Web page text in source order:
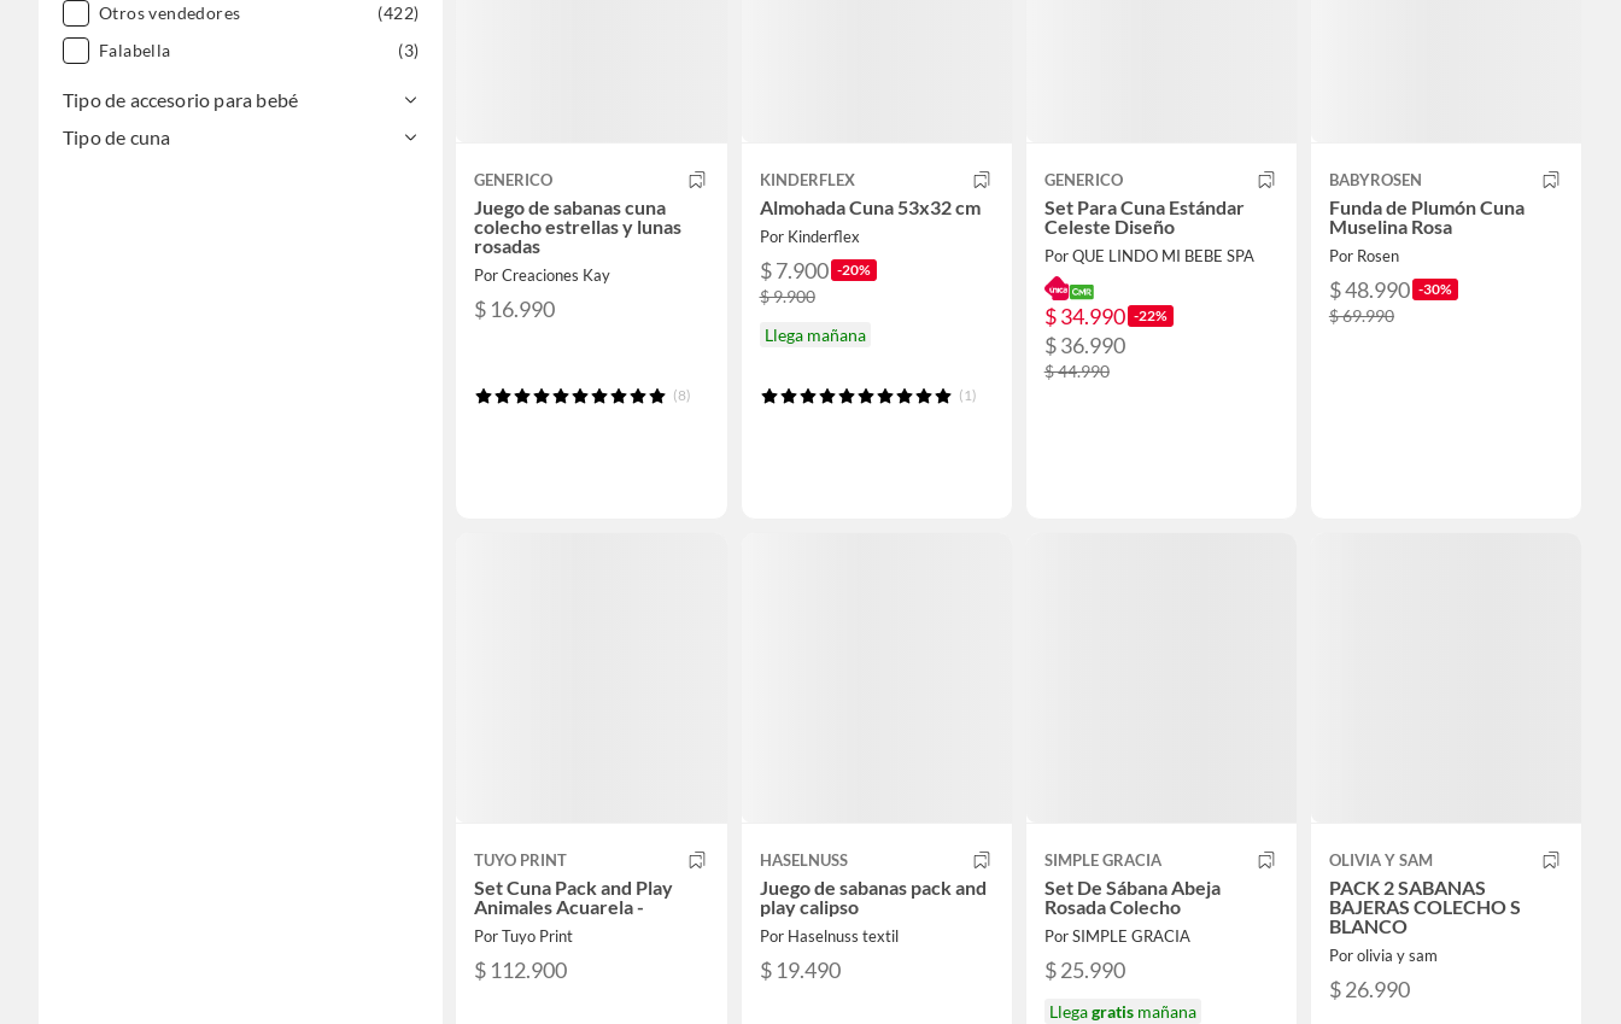
Otros vendedores
(422)
Falabella
(3)
Tipo de accesorio para bebé
Tipo de cuna
GENERICO
Juego de sabanas cuna
colecho estrellas y lunas
rosadas
Por Creaciones Kay
$ 16.990
(8)
KINDERFLEX
Almohada Cuna 53x32 cm
Por Kinderflex
$ 7.900 -20%
$ 9.900
Llega mañana
(1)
GENERICO
Set Para Cuna Estándar
Celeste Diseño
Por QUE LINDO MI BEBE SPA
$ 34.990 -22%
$ 36.990
$ 44.990
BABYROSEN
Funda de Plumón Cuna
Muselina Rosa
Por Rosen
$ 48.990 -30%
$ 69.990
TUYO PRINT
Set Cuna Pack and Play
Animales Acuarela -
Por Tuyo Print
$ 112.900
HASELNUSS
Juego de sabanas pack and
play calipso
Por Haselnuss textil
$ 19.490
SIMPLE GRACIA
Set De Sábana Abeja
Rosada Colecho
Por SIMPLE GRACIA
$ 25.990
Llegagratismañana
OLIVIA Y SAM
PACK 2 SABANAS
BAJERAS COLECHO S
BLANCO
Por olivia y sam
$ 26.990